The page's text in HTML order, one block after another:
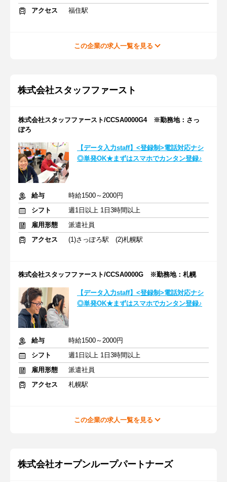
アクセス 福住駅
この企業の求人一覧を見る
株式会社スタッフファースト
株式会社スタッフファースト/CCSA0000G4 ※勤務地：さっ
ぽろ
【データ入力staff】<登録制>電話対応ナシ
◎単発OK★まずはスマホでカンタン登録♪
給与
時給1500～2000円
シフト
週1日以上 1日3時間以上
雇用形態
派遣社員
アクセス
(1)さっぽろ駅 (2)札幌駅
株式会社スタッフファースト/CCSA0000G ※勤務地：札幌
【データ入力staff】<登録制>電話対応ナシ
◎単発OK★まずはスマホでカンタン登録♪
給与
時給1500～2000円
シフト
週1日以上 1日3時間以上
雇用形態
派遣社員
アクセス
札幌駅
この企業の求人一覧を見る
株式会社オープンループパートナーズ